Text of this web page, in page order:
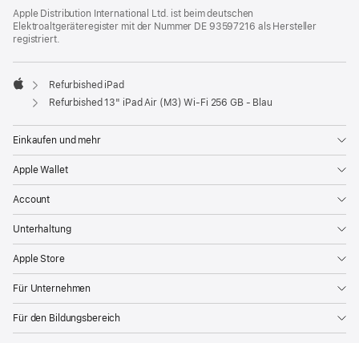
Apple Distribution International Ltd. ist beim deutschen
Elektroaltgeräteregister mit der Nummer DE 93597216 als Hersteller
registriert.
Apple
Refurbished iPad
Refurbished 13" iPad Air (M3) Wi‑Fi 256 GB - Blau
Einkaufen und mehr
Apple Wallet
Account
Unterhaltung
Apple Store
Für Unternehmen
Für den Bildungsbereich